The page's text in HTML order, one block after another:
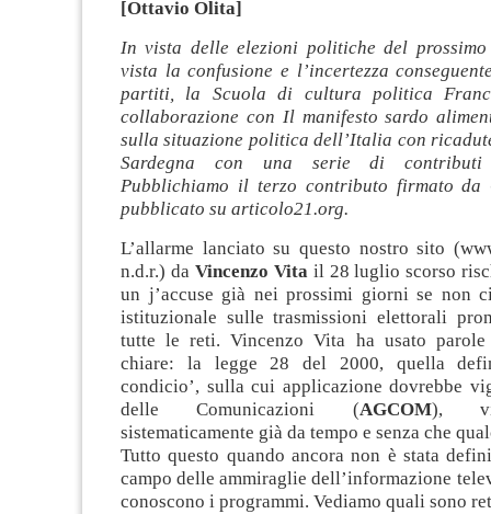
[Ottavio Olita]
In vista delle elezioni politiche del prossimo
vista la confusione e l’incertezza
partiti, la Scuola di cultura politica
collaborazione con Il manifesto sardo
sulla situazione politica dell’Italia con
Sardegna con una serie di
Pubblichiamo il terzo contributo firmato da
pubblicato su articolo21.org.
L’allarme lanciato su questo nostro sito
n.d.r.) da Vincenzo Vitail 28 luglio scorso
un j’accuse già nei prossimi giorni se non
istituzionale sulle trasmissioni elettorali
tutte le reti. Vincenzo Vita ha usato
chiare: la legge 28 del 2000, quella
condicio’, sulla cui applicazione dovrebbe
delle Comunicazioni (AGCOM),
sistematicamente già da tempo e senza che
Tutto questo quando ancora non è stata
campo delle ammiraglie dell’informazione
conoscono i programmi. Vediamo quali sono